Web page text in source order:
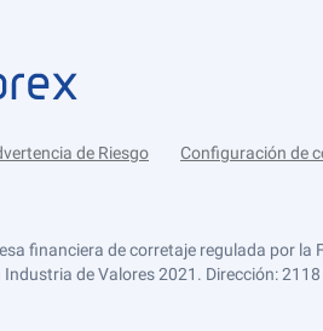
de Riesgo Configuración de
financiera de corretaje regulada por
de Valores 2021. Dirección: